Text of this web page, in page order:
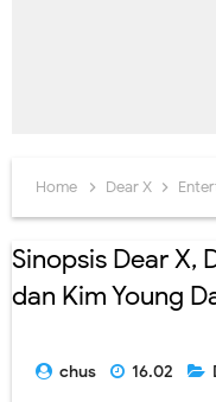
Home Dear X
Sinopsis Dear X,
dan Kim Young
chus 16.02